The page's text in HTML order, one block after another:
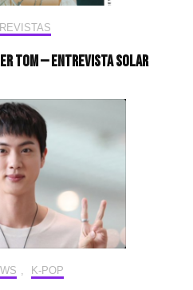
tom — Entrevista Solar
K-POP